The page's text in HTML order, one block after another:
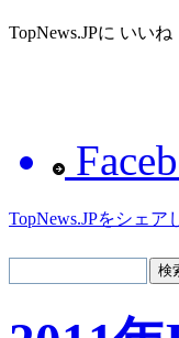
TopNews.JPに いいね
TopNews.JPをシェア